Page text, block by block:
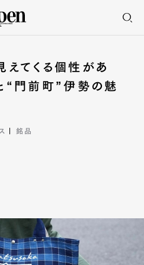
えてくる個性があ
“門前町”伊勢の魅
銘品